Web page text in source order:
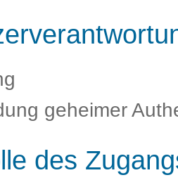
geheimer
des